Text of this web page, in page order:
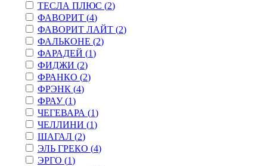
ТЕСЛА ПЛЮС (2)
ФАВОРИТ (4)
ФАВОРИТ ЛАЙТ (2)
ФАЛЬКОНЕ (2)
ФАРАДЕЙ (1)
ФИДЖИ (2)
ФРАНКО (2)
ФРЭНК (4)
ФРАУ (1)
ЧЕГЕВАРА (1)
ЧЕЛЛИНИ (1)
ШАГАЛ (2)
ЭЛЬ ГРЕКО (4)
ЭРГО (1)